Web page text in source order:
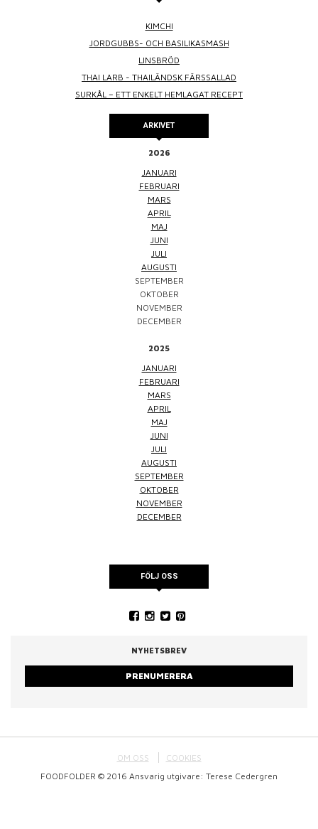
KIMCHI
JORDGUBBS- OCH BASILIKASMASH
LINSBRÖD
THAI LARB - THAILÄNDSK FÄRSSALLAD
SURKÅL – ETT ENKELT HEMLAGAT RECEPT
ARKIVET
2026
JANUARI
FEBRUARI
MARS
APRIL
MAJ
JUNI
JULI
AUGUSTI
SEPTEMBER
OKTOBER
NOVEMBER
DECEMBER
2025
JANUARI
FEBRUARI
MARS
APRIL
MAJ
JUNI
JULI
AUGUSTI
SEPTEMBER
OKTOBER
NOVEMBER
DECEMBER
FÖLJ OSS
NYHETSBREV
PRENUMERERA
OM OSS
COOKIES
FOODFOLDER © 2016 Ansvarig utgivare: Terese Cedergren